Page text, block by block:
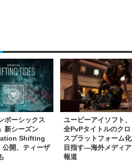
ボーシックス
新シーズン
Shifting
開、ティーザ
ユービーアイソフト、
全PvPタイトルのクロ
スプラットフォーム化
目指す―海外メディア
報道